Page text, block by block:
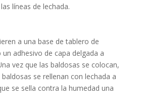
líneas de lechada.
a una base de tablero de
adhesivo de capa delgada a
vez que las baldosas se colocan,
se rellenan con lechada a
se sella contra la humedad una